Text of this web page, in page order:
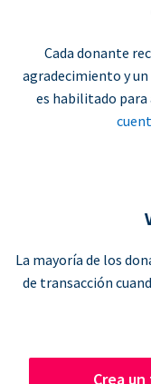
Cada donante
agradecimiento y
es habilitado para
La mayoría de los
de transacción
Crea